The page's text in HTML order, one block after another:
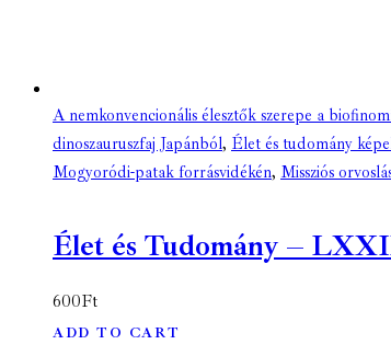
A nemkonvencionális élesztők szerepe a
dinoszauruszfaj Japánból, Élet és tudomány
Mogyoródi-patak forrásvidékén, Missziós
Élet és Tudomány –
600Ft
ADD TO CART